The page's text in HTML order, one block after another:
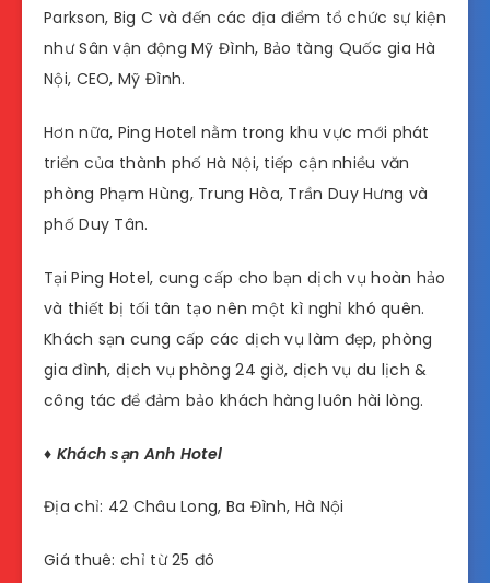
Parkson, Big C và đến các địa điểm tổ chức sự kiện
như Sân vận động Mỹ Đình, Bảo tàng Quốc gia Hà
Nội, CEO, Mỹ Đình.
Hơn nữa, Ping Hotel nằm trong khu vực mới phát
triển của thành phố Hà Nội, tiếp cận nhiều văn
phòng Phạm Hùng, Trung Hòa, Trần Duy Hưng và
phố Duy Tân.
Tại Ping Hotel, cung cấp cho bạn dịch vụ hoàn hảo
và thiết bị tối tân tạo nên một kì nghỉ khó quên.
Khách sạn cung cấp các dịch vụ làm đẹp, phòng
gia đình, dịch vụ phòng 24 giờ, dịch vụ du lịch &
công tác để đảm bảo khách hàng luôn hài lòng.
♦ Khách sạn Anh Hotel
Địa chỉ: 42 Châu Long, Ba Đình, Hà Nội
Giá thuê: chỉ từ 25 đô